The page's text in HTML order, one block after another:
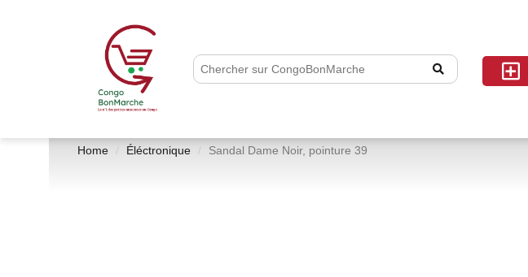
Home Éléctronique Sandal Dame Noir, pointure 39